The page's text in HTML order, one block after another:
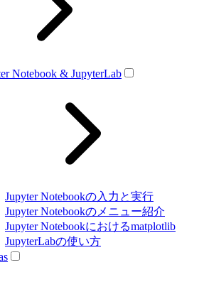
Notebook & JupyterLab
Jupyter Notebookの入力と実行
Jupyter Notebookのメニュー紹介
Jupyter Notebookにおけるmatplotlib
JupyterLabの使い方